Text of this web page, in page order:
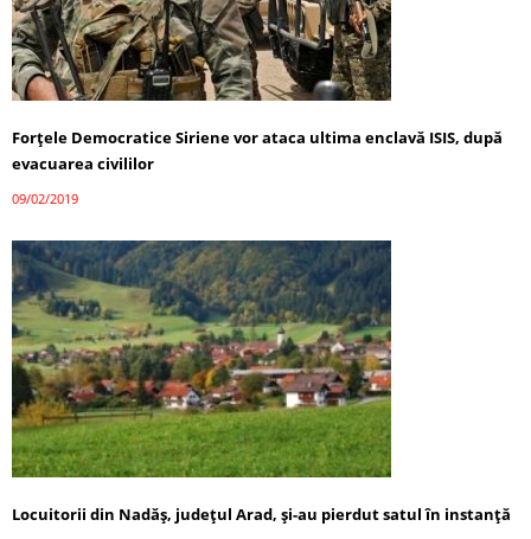
Forţele Democratice Siriene vor ataca ultima enclavă ISIS, după
evacuarea civililor
09/02/2019
Locuitorii din Nadăş, judeţul Arad, şi-au pierdut satul în instanţă